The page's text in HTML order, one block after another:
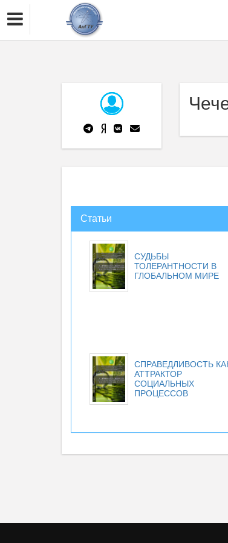
Статьи
СУДЬБЫ
ТОЛЕРАНТНОСТИ В
ГЛОБАЛЬНОМ МИРЕ
СПРАВЕДЛИВОСТЬ
АТТРАКТОР
СОЦИАЛЬНЫХ
ПРОЦЕССОВ